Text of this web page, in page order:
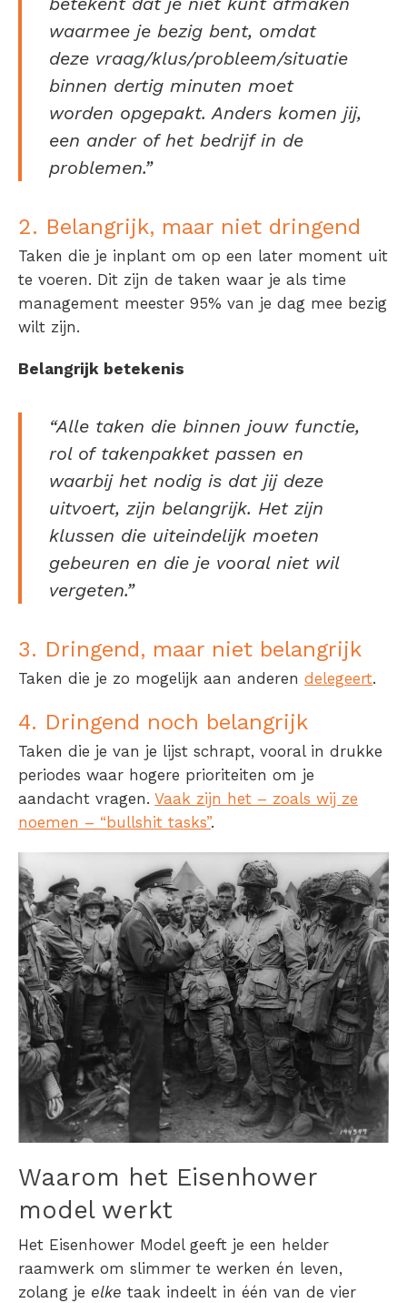
waarmee je bezig bent, omdat
deze vraag/klus/probleem/situatie
binnen dertig minuten moet
worden opgepakt. Anders komen jij,
een ander of het bedrijf in de
problemen.”
2. Belangrijk, maar niet dringend
Taken die je inplant om op een later moment uit
te voeren. Dit zijn de taken waar je als time
management meester 95% van je dag mee bezig
wilt zijn.
Belangrijk betekenis
“Alle taken die binnen jouw functie,
rol of takenpakket passen en
waarbij het nodig is dat jij deze
uitvoert, zijn belangrijk. Het zijn
klussen die uiteindelijk moeten
gebeuren en die je vooral niet wil
vergeten.”
3. Dringend, maar niet belangrijk
Taken die je zo mogelijk aan anderen delegeert.
4. Dringend noch belangrijk
Taken die je van je lijst schrapt, vooral in drukke
periodes waar hogere prioriteiten om je
aandacht vragen. Vaak zijn het – zoals wij ze
noemen – “bullshit tasks”.
Waarom het Eisenhower
model werkt
Het Eisenhower Model geeft je een helder
raamwerk om slimmer te werken én leven,
zolang je elke taak indeelt in één van de vier